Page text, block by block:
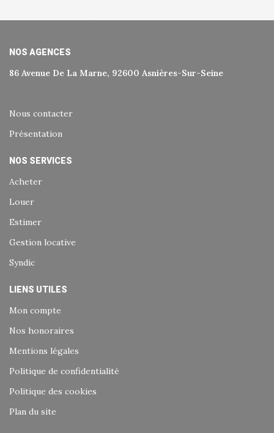
NOS AGENCES
86 Avenue De La Marne, 92600 Asnières-Sur-Seine
Nous contacter
Présentation
NOS SERVICES
Acheter
Louer
Estimer
Gestion locative
Syndic
LIENS UTILES
Mon compte
Nos honoraires
Mentions légales
Politique de confidentialité
Politique des cookies
Plan du site